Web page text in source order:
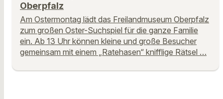
Oberpfalz
Am Ostermontag lädt das Freilandmuseum Oberpfalz
zum großen Oster-Suchspiel für die ganze Familie
ein. Ab 13 Uhr können kleine und große Besucher
gemeinsam mit einem „Ratehasen“ knifflige Rätsel …